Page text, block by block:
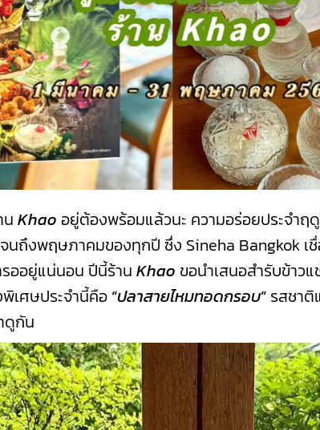
นKhao อยู่ต้องพร้อมแล้วนะ ความอร่อยประจำฤ
นถึงพฤษภาคมของทุกปี ซึ่ง ​Sineha Bangkok เ
ออยู่แน่นอน ปีนี้ร้าน Khao ขอนำเสนอสำรับข้าว
พิเศษประจำนี้คือ “ปลาสายไหมทอดกรอบ” รสชาติ
ดูกัน